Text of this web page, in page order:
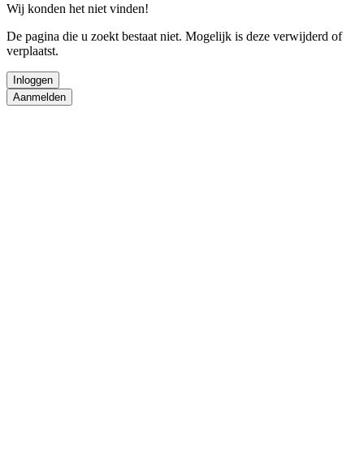
Wij konden het niet vinden!
De pagina die u zoekt bestaat niet. Mogelijk is deze verwijderd of
verplaatst.
Inloggen
Aanmelden